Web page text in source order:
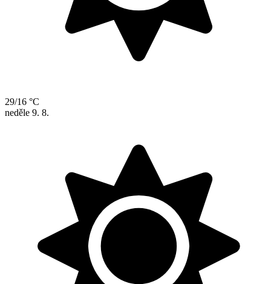
29/16 °C
neděle 9. 8.